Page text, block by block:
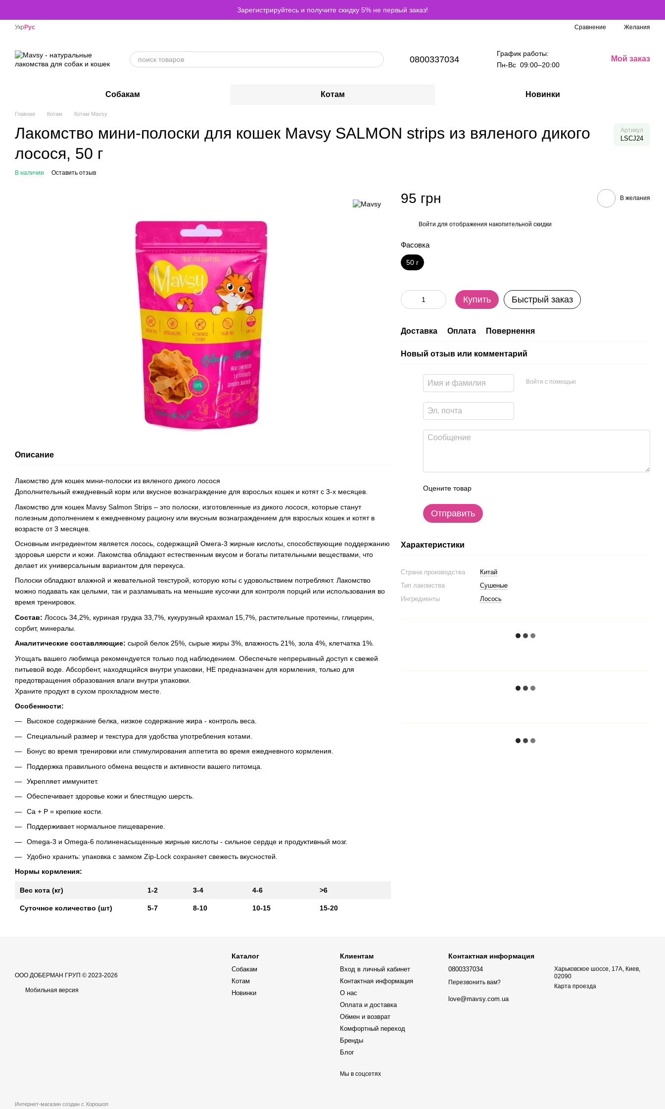
Зарегистрируйтесь и получите скидку 5% не первый заказ!
Укр Рус Сравнение Желания
0800337034
График работы:
Пн-Вс 09:00–20:00
Мой заказ
Собакам Котам Новинки
Главная Котам Котам Mavsy
Лакомство мини-полоски для кошек Mavsy SALMON strips из вяленого дикого
лосося, 50 г
Артикул
LSCJ24
В наличии Оставить отзыв
Описание
Лакомство для кошек мини-полоски из вяленого дикого лосося
Дополнительный ежедневный корм или вкусное вознаграждение для взрослых кошек и котят с 3-х месяцев.
Лакомство для кошек Mavsy Salmon Strips – это полоски, изготовленные из дикого лосося, которые станут
полезным дополнением к ежедневному рациону или вкусным вознаграждением для взрослых кошек и котят в
возрасте от 3 месяцев.
Основным ингредиентом является лосось, содержащий Омега-3 жирные кислоты, способствующие поддержанию
здоровья шерсти и кожи. Лакомства обладают естественным вкусом и богаты питательными веществами, что
делает их универсальным вариантом для перекуса.
Полоски обладают влажной и жевательной текстурой, которую коты с удовольствием потребляют. Лакомство
можно подавать как целыми, так и разламывать на меньшие кусочки для контроля порций или использования во
время тренировок.
Состав: Лосось 34,2%, куриная грудка 33,7%, кукурузный крахмал 15,7%, растительные протеины, глицерин,
сорбит, минералы.
Аналитические составляющие: сырой белок 25%, сырые жиры 3%, влажность 21%, зола 4%, клетчатка 1%.
Угощать вашего любимца рекомендуется только под наблюдением. Обеспечьте непрерывный доступ к свежей
питьевой воде. Абсорбент, находящийся внутри упаковки, НЕ предназначен для кормления, только для
предотвращения образования влаги внутри упаковки.
Храните продукт в сухом прохладном месте.
Особенности:
Высокое содержание белка, низкое содержание жира - контроль веса.
Специальный размер и текстура для удобства употребления котами.
Бонус во время тренировки или стимулирования аппетита во время ежедневного кормления.
Поддержка правильного обмена веществ и активности вашего питомца.
Укрепляет иммунитет.
Обеспечивает здоровье кожи и блестящую шерсть.
Ca + P = крепкие кости.
Поддерживает нормальное пищеварение.
Omega-3 и Omega-6 полиненасыщенные жирные кислоты - сильное сердце и продуктивный мозг.
Удобно хранить: упаковка с замком Ziр-Lосk сохраняет свежесть вкусностей.
Нормы кормления:
Вес кота (кг) 1-2 3-4 4-6 >6
Суточное количество (шт) 5-7 8-10 10-15 15-20
95 грн В желания
Войти для отображения накопительной скидки
Фасовка
50 г
Купить Быстрый заказ
Доставка Оплата Повернення
Новый отзыв или комментарий
Войти с помощью
Оцените товар
Отправить
Характеристики
Страна производства
Китай
Тип лакомства
Сушеные
Ингредиенты
Лосось
ООО ДОБЕРМАН ГРУП © 2023-2026
Мобильная версия
Интернет-магазин создан с Хорошоп
Каталог
Собакам
Котам
Новинки
Клиентам
Вход в личный кабинет
Контактная информация
О нас
Оплата и доставка
Обмен и возврат
Комфортный переход
Бренды
Блог
Мы в соцсетях
Контактная информация
0800337034
Перезвонить вам?
love@mavsy.com.ua
Харьковское шоссе, 17А, Киев,
02090
Карта проезда